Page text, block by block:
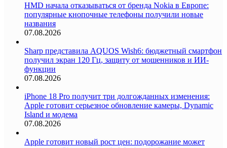
HMD начала отказываться от бренда Nokia в Европе:
популярные кнопочные телефоны получили новые
названия
07.08.2026
Sharp представила AQUOS Wish6: бюджетный смартфон
получил экран 120 Гц, защиту от мошенников и ИИ-
функции
07.08.2026
iPhone 18 Pro получит три долгожданных изменения:
Apple готовит серьезное обновление камеры, Dynamic
Island и модема
07.08.2026
Apple готовит новый рост цен: подорожание может